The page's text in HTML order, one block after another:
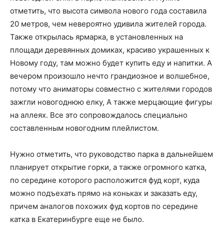
отметить, что высота символа нового года составила
20 метров, чем невероятно удивила жителей города.
Также открылась ярмарка, в установленных на
площади деревянных домиках, красиво украшенных к
Новому году, там можно будет купить еду и напитки. А
вечером произошло нечто грандиозное и волшебное,
потому что аниматоры совместно с жителями городов
зажгли новогоднюю елку, А также мерцающие фигуры
на аллеях. Все это сопровождалось специально
составленным новогодним плейлистом.
Нужно отметить, что руководство парка в дальнейшем
планирует открытие горки, а также огромного катка,
по середине которого расположится фуд корт, куда
можно подъехать прямо на коньках и заказать еду,
причем аналогов похожих фуд кортов по середине
катка в Екатеринбурге еще не было.